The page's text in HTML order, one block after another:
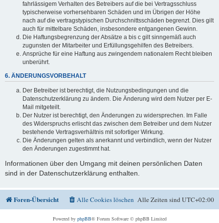
fahrlässigem Verhalten des Betreibers auf die bei Vertragsschluss
typischerweise vorhersehbaren Schäden und im Übrigen der Höhe
nach auf die vertragstypischen Durchschnittsschäden begrenzt. Dies gilt
auch für mittelbare Schäden, insbesondere entgangenen Gewinn.
Die Haftungsbegrenzung der Absätze a bis c gilt sinngemäß auch
zugunsten der Mitarbeiter und Erfüllungsgehilfen des Betreibers.
Ansprüche für eine Haftung aus zwingendem nationalem Recht bleiben
unberührt.
6. ÄNDERUNGSVORBEHALT
Der Betreiber ist berechtigt, die Nutzungsbedingungen und die
Datenschutzerklärung zu ändern. Die Änderung wird dem Nutzer per E-
Mail mitgeteilt.
Der Nutzer ist berechtigt, den Änderungen zu widersprechen. Im Falle
des Widerspruchs erlischt das zwischen dem Betreiber und dem Nutzer
bestehende Vertragsverhältnis mit sofortiger Wirkung.
Die Änderungen gelten als anerkannt und verbindlich, wenn der Nutzer
den Änderungen zugestimmt hat.
Informationen über den Umgang mit deinen persönlichen Daten
sind in der Datenschutzerklärung enthalten.
Foren-Übersicht Alle Zeiten sindUTC+02:00
Alle Cookies löschen
Powered by phpBB® Forum Software © phpBB Limited